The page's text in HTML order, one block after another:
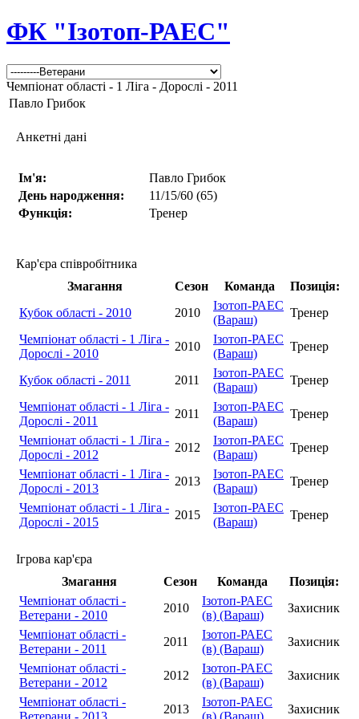
ФК "Ізотоп-РАЕС"
Чемпіонат області - 1 Ліга - Дорослі - 2011
Павло Грибок
Анкетні дані
Ім'я:
Павло Грибок
День народження:
11/15/60 (65)
Функція:
Тренер
Кар'єра співробітника
Змагання
Сезон Команда
Позиція:
Кубок області - 2010
2010
Ізотоп-РАЕС
(Вараш)
Тренер
Чемпіонат області - 1 Ліга -
Дорослі - 2010
2010
Ізотоп-РАЕС
(Вараш)
Тренер
Кубок області - 2011 2011
Ізотоп-РАЕС
(Вараш)
Тренер
Чемпіонат області - 1 Ліга -
Дорослі - 2011
2011
Ізотоп-РАЕС
(Вараш)
Тренер
Чемпіонат області - 1 Ліга -
Дорослі - 2012
2012
Ізотоп-РАЕС
(Вараш)
Тренер
Чемпіонат області - 1 Ліга -
Дорослі - 2013
2013
Ізотоп-РАЕС
(Вараш)
Тренер
Чемпіонат області - 1 Ліга -
Дорослі - 2015
2015
Ізотоп-РАЕС
(Вараш)
Тренер
Ігрова кар'єра
Змагання
Сезон Команда
Позиція:
Чемпіонат області -
Ветерани - 2010
2010
Ізотоп-РАЕС
(в) (Вараш)
Захисник
Чемпіонат області -
Ветерани - 2011
2011
Ізотоп-РАЕС
(в) (Вараш)
Захисник
Чемпіонат області -
Ветерани - 2012
2012
Ізотоп-РАЕС
(в) (Вараш)
Захисник
Чемпіонат області -
Ветерани - 2013
2013
Ізотоп-РАЕС
(в) (Вараш)
Захисник